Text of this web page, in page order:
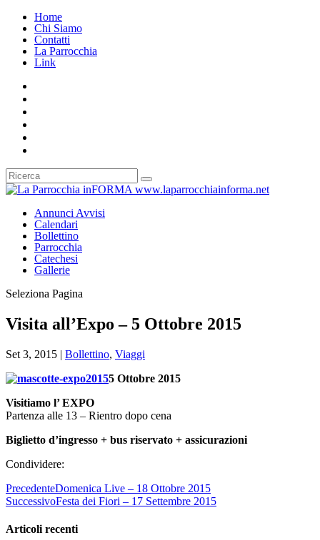
Home
Chi Siamo
Contatti
La Parrocchia
Link
Annunci Avvisi
Calendari
Bollettino
Parrocchia
Catechesi
Gallerie
Seleziona Pagina
Visita all’Expo – 5 Ottobre 2015
Set 3, 2015 | Bollettino, Viaggi
5 Ottobre 2015
Visitiamo l’ EXPO
Partenza alle 13 – Rientro dopo cena
Biglietto d’ingresso + bus riservato + assicurazioni
Condividere:
PrecedenteDomenica Live – 18 Ottobre 2015
SuccessivoFesta dei Fiori – 17 Settembre 2015
Articoli recenti